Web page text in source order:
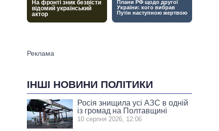
ІНШІ НОВИНИ ПОЛІТИКИ
Росія знищила усі АЗС в одній
із громад на Полтавщині
10 серпня 2026, 12:06